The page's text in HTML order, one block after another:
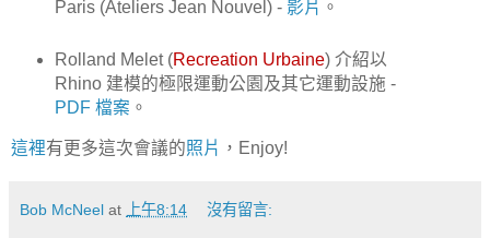
Paris (Ateliers Jean Nouvel) - 影片 。
Rolland Melet (Recreation Urbaine) 介紹以
Rhino 建模的極限運動公園及其它運動設施 -
PDF 檔案 。
這裡有更多這次會議的照片 ，Enjoy!
Bob McNeel at 上午8:14 沒有留言: